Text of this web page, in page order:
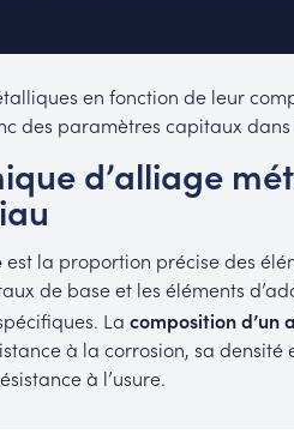
en fonction de leur
des paramètres capitaux
d’alliage
est la proportion précise des
de base et les éléments
La composition d’un
à la corrosion, sa densité
à l’usure.